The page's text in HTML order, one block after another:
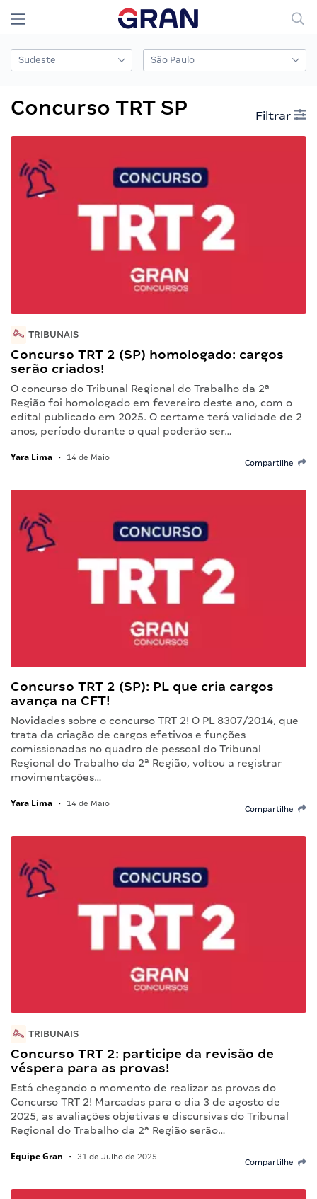
Concurso TRT SP Filtrar
TRIBUNAIS
Concurso TRT 2 (SP) homologado: cargos
serão criados!
O concurso do Tribunal Regional do Trabalho da 2ª
Região foi homologado em fevereiro deste ano, com o
edital publicado em 2025. O certame terá validade de 2
anos, período durante o qual poderão ser…
Yara Lima • 14 de Maio
Compartilhe
Concurso TRT 2 (SP): PL que cria cargos
avança na CFT!
Novidades sobre o concurso TRT 2! O PL 8307/2014, que
trata da criação de cargos efetivos e funções
comissionadas no quadro de pessoal do Tribunal
Regional do Trabalho da 2ª Região, voltou a registrar
movimentações…
Yara Lima • 14 de Maio
Compartilhe
TRIBUNAIS
Concurso TRT 2: participe da revisão de
véspera para as provas!
Está chegando o momento de realizar as provas do
Concurso TRT 2! Marcadas para o dia 3 de agosto de
2025, as avaliações objetivas e discursivas do Tribunal
Regional do Trabalho da 2ª Região serão…
Equipe Gran • 31 de Julho de 2025
Compartilhe